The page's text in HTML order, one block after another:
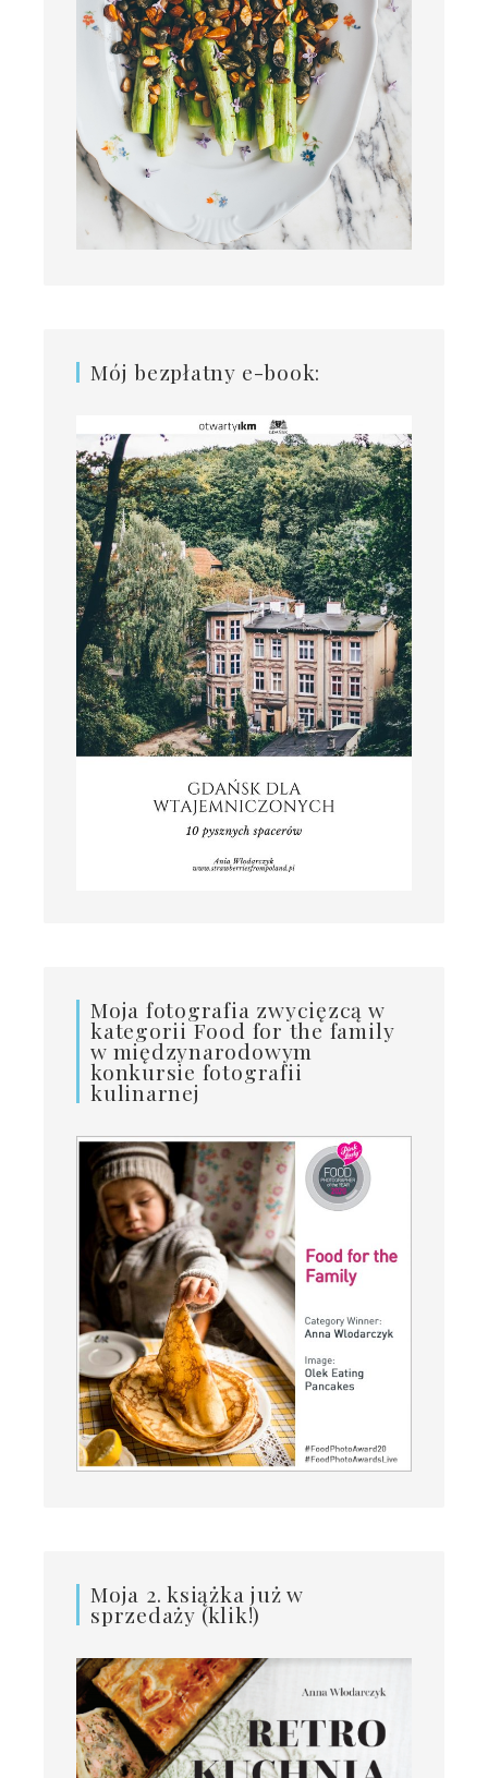
Mój bezpłatny e-book:
Moja fotografia zwycięzcą w
kategorii Food for the family
w międzynarodowym
konkursie fotografii
kulinarnej
Moja 2. książka już w
sprzedaży (klik!)